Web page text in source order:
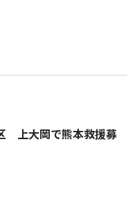
上大岡で熊本救援募